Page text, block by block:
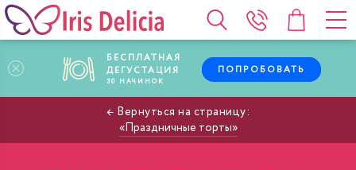
БЕСПЛАТНАЯ
ДЕГУСТАЦИЯ
30 НАЧИНОК
ПОПРОБОВАТЬ
Праздничные торты